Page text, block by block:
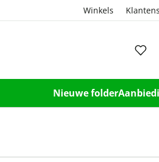
Winkels
Nieuwe folder